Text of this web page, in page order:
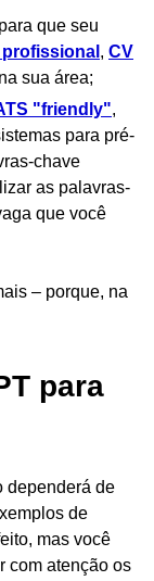
que seu
, CV
sua área;
"friendly",
para pré-
chave
as palavras-
que você
– porque, na
para
dependerá de
de
mas você
com atenção os